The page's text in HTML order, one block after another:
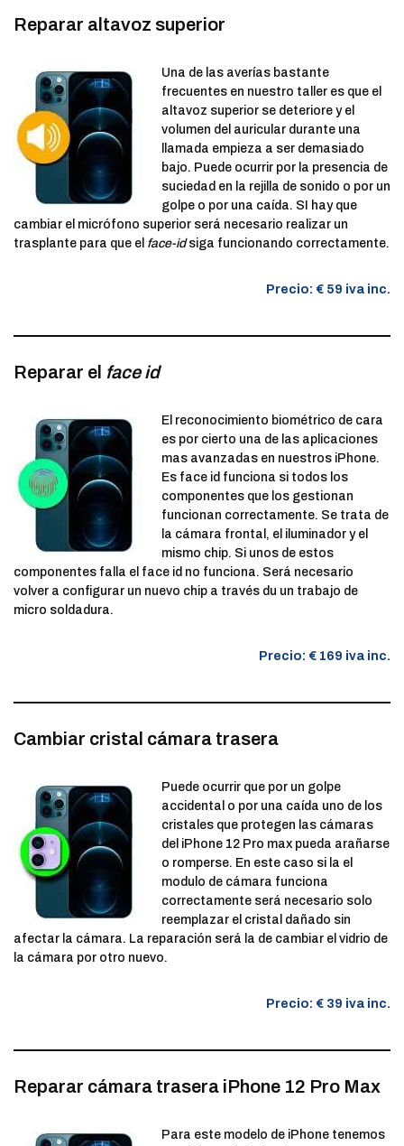
Reparar altavoz superior
Una de las averías bastante
frecuentes en nuestro taller es que el
altavoz superior se deteriore y el
volumen del auricular durante una
llamada empieza a ser demasiado
bajo. Puede ocurrir por la presencia de
suciedad en la rejilla de sonido o por un
golpe o por una caída. SI hay que
cambiar el micrófono superior será necesario realizar un
trasplante para que el face-idsiga funcionando correctamente.
Precio: € 59 iva inc.
Reparar el face id
El reconocimiento biométrico de cara
es por cierto una de las aplicaciones
mas avanzadas en nuestros iPhone.
Es face id funciona si todos los
componentes que los gestionan
funcionan correctamente. Se trata de
la cámara frontal, el iluminador y el
mismo chip. Si unos de estos
componentes falla el face id no funciona. Será necesario
volver a configurar un nuevo chip a través du un trabajo de
micro soldadura.
Precio: € 169 iva inc.
Cambiar cristal cámara trasera
Puede ocurrir que por un golpe
accidental o por una caída uno de los
cristales que protegen las cámaras
del iPhone 12 Pro max pueda arañarse
o romperse. En este caso si la el
modulo de cámara funciona
correctamente será necesario solo
reemplazar el cristal dañado sin
afectar la cámara. La reparación será la de cambiar el vidrio de
la cámara por otro nuevo.
Precio: € 39 iva inc.
Reparar cámara trasera iPhone 12 Pro Max
Para este modelo de iPhone tenemos